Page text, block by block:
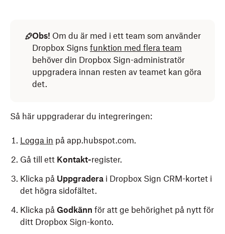
Obs! Om du är med i ett team som använder
Dropbox Signs funktion med flera team
behöver din Dropbox Sign-administratör
uppgradera innan resten av teamet kan göra
det.
Så här uppgraderar du integreringen:
Logga in på app.hubspot.com.
Gå till ett Kontakt-register.
Klicka på Uppgradera i Dropbox Sign CRM-kortet i
det högra sidofältet.
Klicka på Godkänn för att ge behörighet på nytt för
ditt Dropbox Sign-konto.